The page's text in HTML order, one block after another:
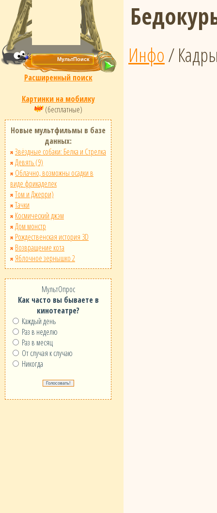
Расширенный поиск
Картинки на мобилку
(бесплатные)
Новые мультфильмы в базе
данных:
Звёздные собаки: Белка и Стрелка
Девять (9)
Облачно, возможны осадки в
виде фрикаделек
Том и Джерри)
Тачки
Космический джэм
Дом монстр
Рождественская история 3D
Возвращение кота
Яблочное зернышко 2
МультОпрос
Как часто вы бываете в
кинотеатре?
Каждый день
Раз в неделю
Раз в месяц
От случая к случаю
Никогда
Инфо/